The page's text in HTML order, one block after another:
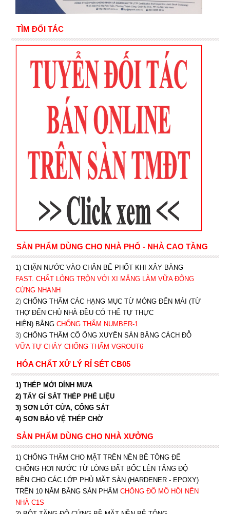
TÌM ĐỐI TÁC
SẢN PHẨM DÙNG CHO NHÀ PHỐ - NHÀ CAO TẦNG
1) CHẶN NƯỚC VÀO CHÂN BỂ PHỐT KHI XÂY BẰNG
FAST. CHẤT LỎNG TRỘN VỚI XI MĂNG LÀM VỮA ĐÔNG
CỨNG NHANH
2) CHỐNG THẤM CÁC HẠNG MỤC TỪ MÓNG ĐẾN MÁI (TỪ
THỢ ĐẾN CHỦ NHÀ ĐỀU CÓ THỂ TỰ THỰC
HIỆN) BẰNG CHỐNG THẤM NUMBER-1
3) CHỐNG THẤM CỔ ỐNG XUYÊN SÀN BẰNG CÁCH ĐỖ
VỮA TỰ CHẢY CHỐNG THẤM VGROUT6
HÓA CHẤT XỬ LÝ RỈ SÉT CB05
1) THÉP MỚI DÍNH MƯA
2) TẨY GỈ SẮT THÉP PHẾ LIỆU
3) SƠN LÓT CỬA, CỔNG SẮT
4) SƠN BẢO VỆ THÉP CHỜ
SẢN PHẨM DÙNG CHO NHÀ XƯỞNG
1) CHỐNG THẤM CHO MẶT TRÊN NỀN BÊ TÔNG ĐỂ
CHỐNG HƠI NƯỚC TỪ LÒNG ĐẤT BỐC LÊN TĂNG ĐỘ
BỀN CHO CÁC LỚP PHỦ MẶT SÀN (HARDENER - EPOXY)
TRÊN 10 NĂM BẰNG SẢN PHẨM CHỐNG ĐỔ MỒ HÔI NỀN
NHÀ C1S